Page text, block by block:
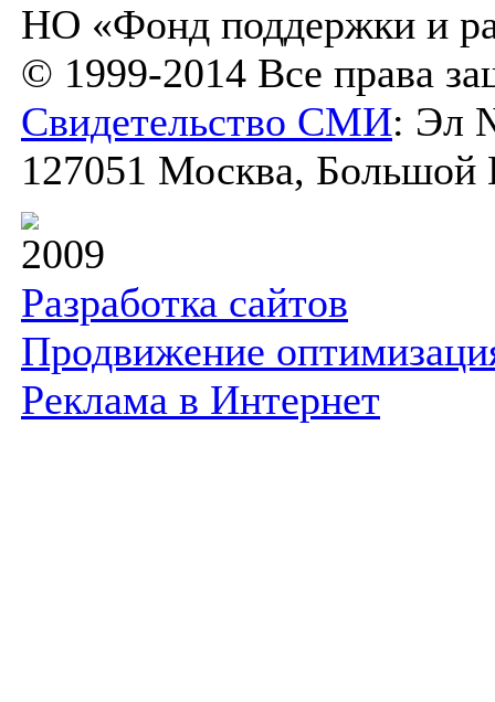
НО «Фонд поддержки и
© 1999-2014 Все права
Свидетельство СМИ: Эл
127051 Москва, Большой
2009
Разработка сайтов
Продвижение
Реклама в Интернет